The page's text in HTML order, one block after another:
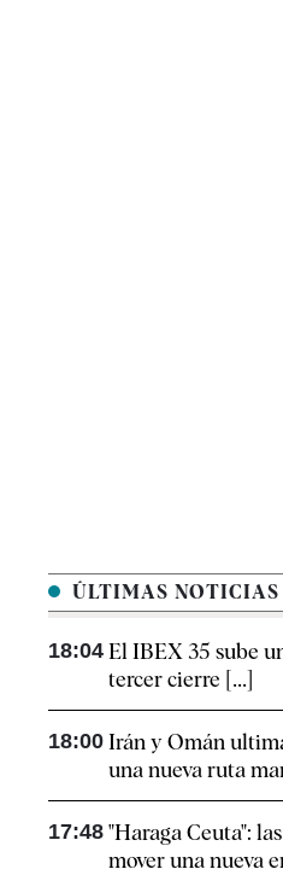
ÚLTIMAS NOTICIAS
18:04 El IBEX 35 sube
tercer cierre [...]
18:00 Irán y Omán
una nueva ruta
17:48 "Haraga Ceuta":
mover una nueva